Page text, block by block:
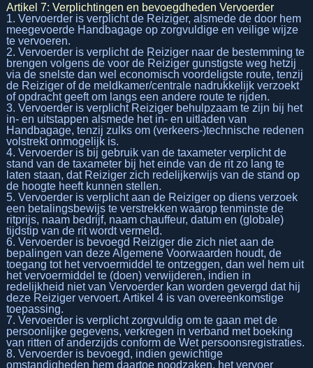
Artikel 7: Verplichtingen en bevoegdheden Vervoerder
1. Vervoerder is verplicht de Reiziger, alsmede de door hem
meegevoerde Handbagage op zorgvuldige en veilige wijze
te vervoeren.
2. Vervoerder is verplicht de Reiziger naar de bestemming te
brengen volgens de voor de Reiziger gunstigste weg hetzij
via de snelste dan wel economisch voordeligste route, tenzij
de Reiziger of de meldkamer/centrale nadrukkelijk verzoekt
of opdracht geeft om langs een andere route te rijden.
3. Vervoerder is verplicht Reiziger behulpzaam te zijn bij het
in- en uitstappen alsmede het in- en uitladen van
Handbagage, tenzij zulks om (verkeers-)technische redenen
volstrekt onmogelijk is.
4. Vervoerder is bij gebruik van de taxameter verplicht de
stand van de taxameter bij het einde van de rit zo lang te
laten staan, dat Reiziger zich redelijkerwijs van de stand op
de hoogte heeft kunnen stellen.
5. Vervoerder is verplicht aan de Reiziger op diens verzoek
een betalingsbewijs te verstrekken waarop tenminste de
ritprijs, naam bedrijf, naam chauffeur, datum en (globale)
tijdstip van de rit wordt vermeld.
6. Vervoerder is bevoegd Reiziger die zich niet aan de
bepalingen van deze Algemene Voorwaarden houdt, de
toegang tot het vervoermiddel te ontzeggen, dan wel hem uit
het vervoermiddel te (doen) verwijderen, indien in
redelijkheid niet van Vervoerder kan worden gevergd dat hij
deze Reiziger vervoert. Artikel 4 is van overeenkomstige
toepassing.
7. Vervoerder is verplicht zorgvuldig om te gaan met de
persoonlijke gegevens, verkregen in verband met boeking
van ritten of anderzijds conform de Wet persoonsregistraties.
8. Vervoerder is bevoegd, indien gewichtige
omstandigheden hem daartoe noodzaken, het vervoer